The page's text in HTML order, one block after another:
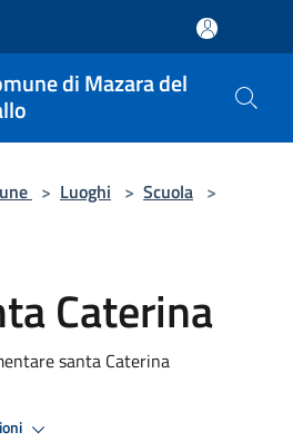
di Mazara del
> Luoghi > Scuola >
Caterina
santa Caterina